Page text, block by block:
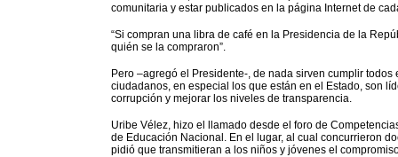
comunitaria y estar publicados en la página Internet de
“Si compran una libra de café en la Presidencia de la
quién se la compraron”.
Pero –agregó el Presidente-, de nada sirven cumplir
ciudadanos, en especial los que están en el Estado, son
corrupción y mejorar los niveles de transparencia.
Uribe Vélez, hizo el llamado desde el foro de
de Educación Nacional. En el lugar, al cual concurrieron
pidió que transmitieran a los niños y jóvenes el